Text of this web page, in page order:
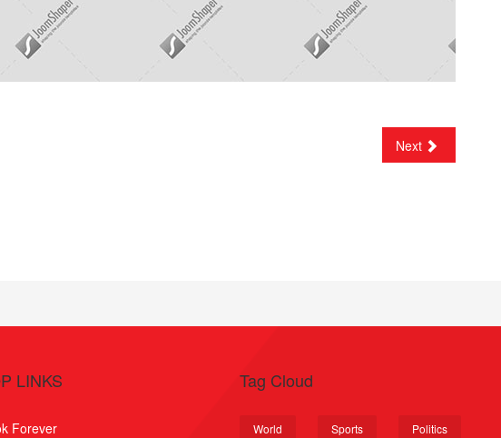
Next
LINKS
Forever
Tag Cloud
World Sports Politics